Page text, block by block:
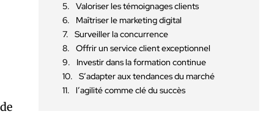
Valoriser les témoignages clients
Maîtriser le marketing digital
Surveiller la concurrence
Offrir un service client exceptionnel
Investir dans la formation continue
S’adapter aux tendances du marché
l’agilité comme clé du succès